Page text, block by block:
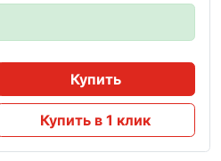
Купить
Купить в 1 клик